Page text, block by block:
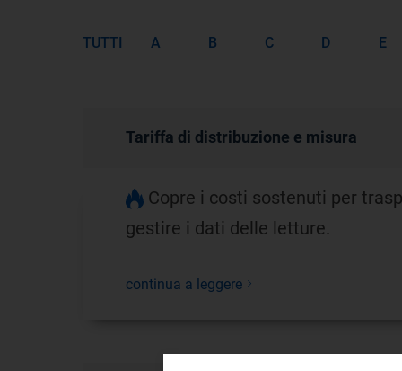
TUTTI A B C D E
Tariffa di distribuzione e misura
Copre i costi sostenuti per
gestire i dati delle letture.
continua a leggere